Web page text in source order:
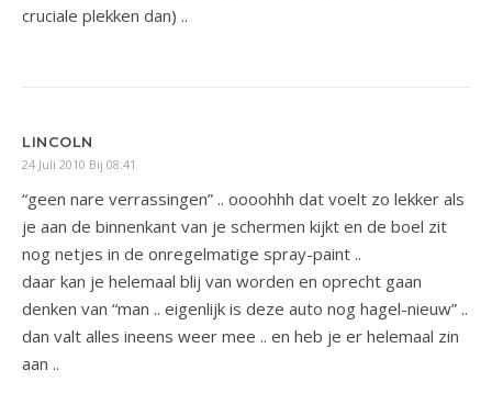
cruciale plekken dan) ..
LINCOLN
24 Juli 2010 Bij 08:41
“geen nare verrassingen” .. oooohhh dat voelt zo lekker als
je aan de binnenkant van je schermen kijkt en de boel zit
nog netjes in de onregelmatige spray-paint ..
daar kan je helemaal blij van worden en oprecht gaan
denken van “man .. eigenlijk is deze auto nog hagel-nieuw” ..
dan valt alles ineens weer mee .. en heb je er helemaal zin
aan ..